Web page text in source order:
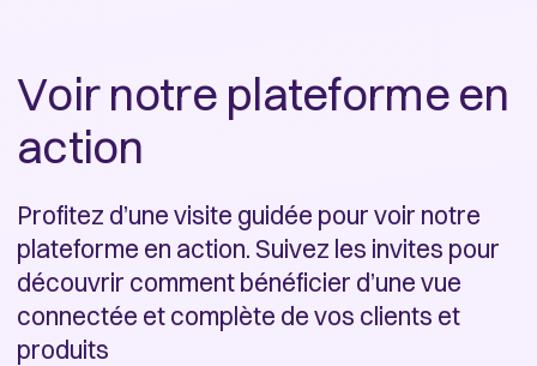
Voir notre plateforme en
action
Profitez d’une visite guidée pour voir notre
plateforme en action. Suivez les invites pour
découvrir comment bénéficier d’une vue
connectée et complète de vos clients et
produits